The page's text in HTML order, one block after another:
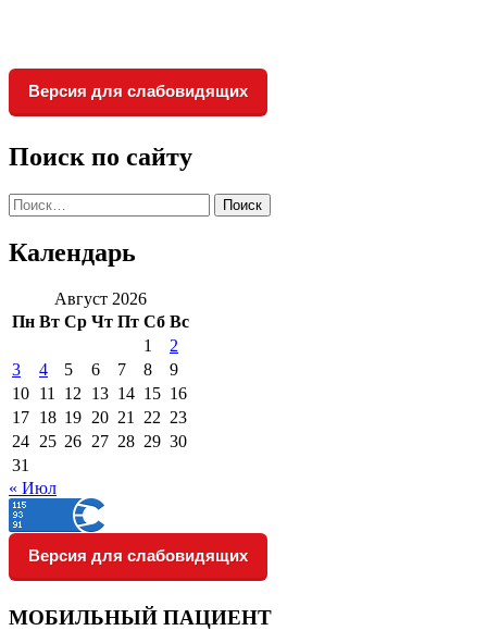
Версия для слабовидящих
Поиск по сайту
Найти:
Календарь
Август 2026
Пн Вт Ср Чт Пт Сб Вс
1
2
3
4 5 6 7 8
9
10 11 12 13 14 15 16
17 18 19 20 21 22 23
24 25 26 27 28 29 30
31
« Июл
Версия для слабовидящих
МОБИЛЬНЫЙ ПАЦИЕНТ